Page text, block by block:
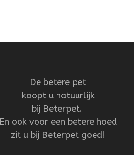
De betere pet
koopt u natuurlijk
bij Beterpet.
En ook voor een betere hoed
zit u bij Beterpet goed!